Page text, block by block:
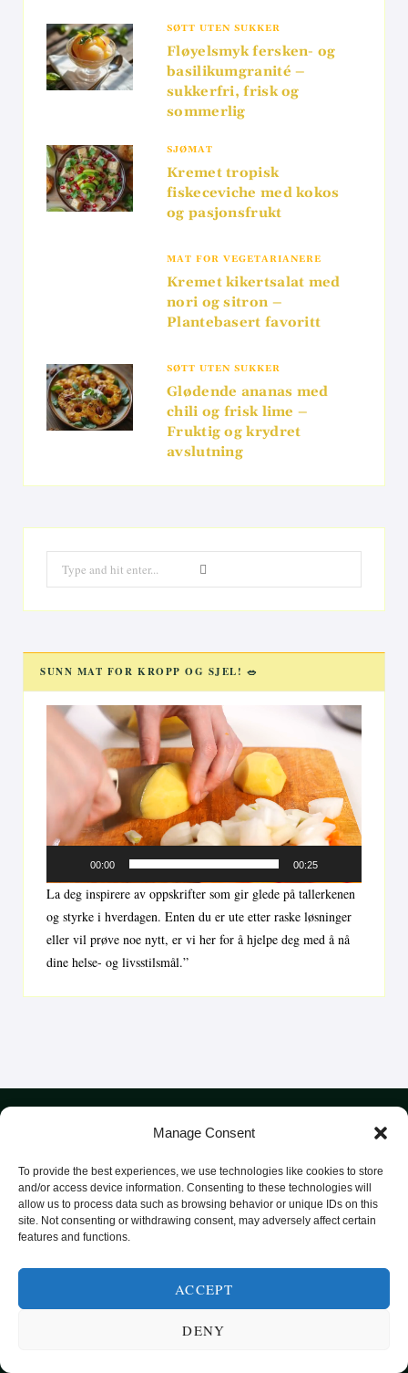
Manage Consent
To provide the best experiences, we use technologies like cookies to store
and/or access device information. Consenting to these technologies will
allow us to process data such as browsing behavior or unique IDs on this
site. Not consenting or withdrawing consent, may adversely affect certain
features and functions.
ACCEPT
DENY
SØTT UTEN SUKKER
Fløyelsmyk fersken- og
basilikumgranité –
sukkerfri, frisk og
sommerlig
SJØMAT
Kremet tropisk
fiskeceviche med kokos
og pasjonsfrukt
MAT FOR VEGETARIANERE
Kremet kikertsalat med
nori og sitron –
Plantebasert favoritt
SØTT UTEN SUKKER
Glødende ananas med
chili og frisk lime –
Fruktig og krydret
avslutning
for:
SUNN MAT FOR KROPP OG SJEL! 🥗
Videoavspiller
00:00 00:25
La deg inspirere av oppskrifter som gir glede på tallerkenen
og styrke i hverdagen. Enten du er ute etter raske løsninger
eller vil prøve noe nytt, er vi her for å hjelpe deg med å nå
dine helse- og livsstilsmål.”
SUNN MAT FRA HELE VERDEN
KATEGORIER